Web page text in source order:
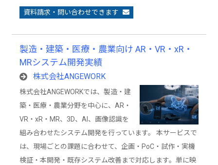
資料請求・問い合わせできます
製造・建築・医療・農業向け AR・VR・xR・
MRシステム開発実績
株式会社ANGEWORK
株式会社ANGEWORKでは、製造・建
築・医療・農業分野を中心に、AR・
VR・xR・MR、3D、AI、画像認識を
組み合わせたシステム開発を行っています。 本サービスで
は、現場ごとの課題に合わせて、企画・PoC・試作・実機
検証・本開発・既存システム改善まで対応します。単に映